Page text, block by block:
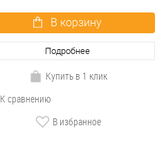
В корзину
Подробнее
Купить в 1 клик
К сравнению
В избранное